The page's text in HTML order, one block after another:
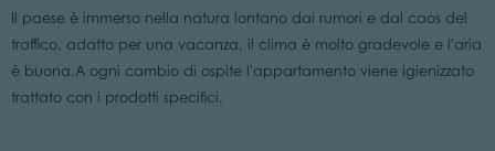
Il paese è immerso nella natura lontano dai rumori e dal caos del
traffico, adatto per una vacanza, il clima è molto gradevole e l'aria
è buona.A ogni cambio di ospite l'appartamento viene igienizzato
trattato con i prodotti specifici.